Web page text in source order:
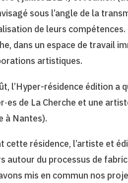
sous l’angle de la
de leurs
dans un espace de travail
artistiques.
l’Hyper-résidence édition a
de La Cherche et une
à Nantes).
cette résidence, l’artiste et
autour du processus de
mis en commun nos